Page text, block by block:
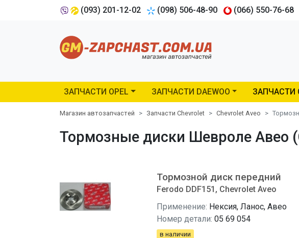
(093) 201-12-02 (098) 506-48-90 (066) 550-76-68
ЗАПЧАСТИ OPEL ЗАПЧАСТИ DAEWOO ЗАПЧАСТИ
Магазин автозапчастей Запчасти Chevrolet Chevrolet Aveo
Тормозные диски Шевроле Авео
Тормозной диск передний
Ferodo DDF151, Chevrolet Aveo
Применение: Нексия, Ланос, Авео
Номер детали: 05 69 054
в наличии